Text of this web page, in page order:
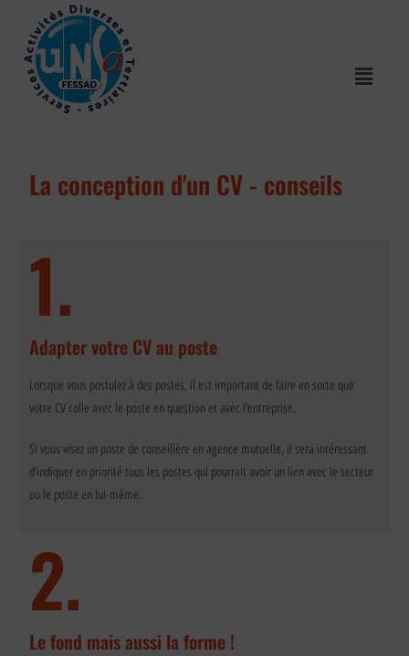
La conception d'un CV - conseils
1.
Adapter votre CV au poste
Lorsque vous postulez à des postes, il est important de faire en sorte que
votre CV colle avec le poste en question et avec l’entreprise.
Si vous visez un poste de conseillère en agence mutuelle, il sera intéressant
d’indiquer en priorité tous les postes qui pourrait avoir un lien avec le secteur
ou le poste en lui-même.
2.
Le fond mais aussi la forme !